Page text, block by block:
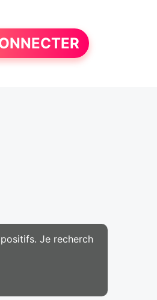
Je recherch